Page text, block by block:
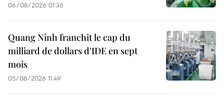
06/08/2026 01:36
Quang Ninh franchit le cap du
milliard de dollars d'IDE en sept
mois
05/08/2026 11:49